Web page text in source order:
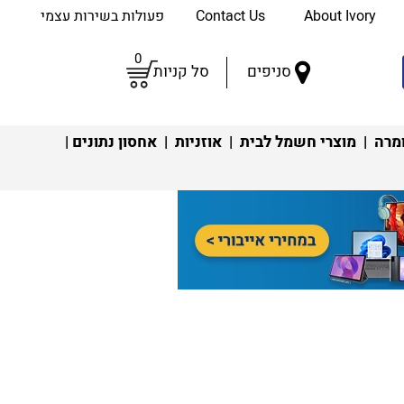
About Ivory פעולות בשירות עצמי
סניפים סל קניות
0
| מוצרי חשמל לבית | אוזניות | אחסון נתונים |